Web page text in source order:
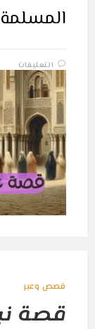
التعليقات
بنت
أول
قصص وعبر
قصة